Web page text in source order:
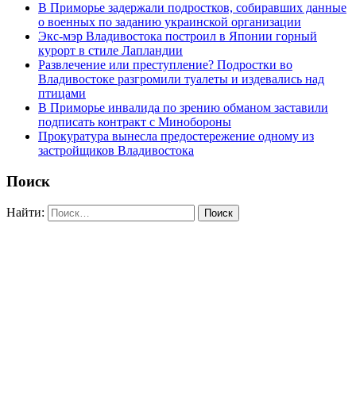
В Приморье задержали подростков, собиравших данные
о военных по заданию украинской организации
Экс-мэр Владивостока построил в Японии горный
курорт в стиле Лапландии
Развлечение или преступление? Подростки во
Владивостоке разгромили туалеты и издевались над
птицами
В Приморье инвалида по зрению обманом заставили
подписать контракт с Минобороны
Прокуратура вынесла предостережение одному из
застройщиков Владивостока
Поиск
Найти: